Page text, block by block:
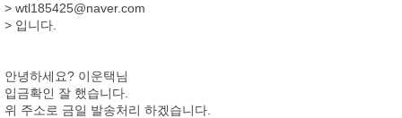
> wtl185425@naver.com
> 입니다.
안녕하세요? 이운택님
입금확인 잘 했습니다.
위 주소로 금일 발송처리 하겠습니다.